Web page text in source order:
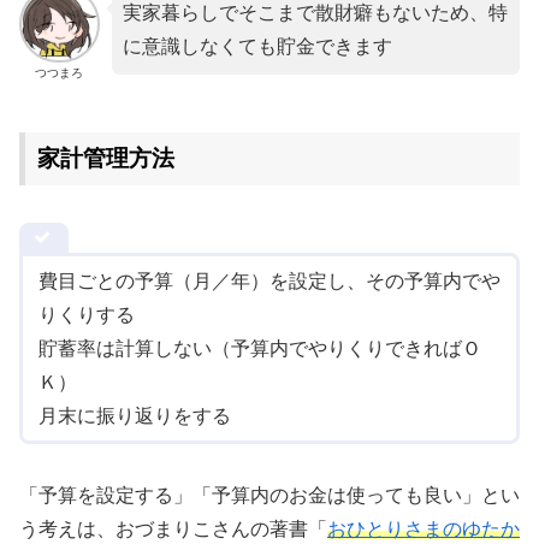
つつまろ
実家暮らしでそこまで散財癖もないため、特
に意識しなくても貯金できます
家計管理方法
費目ごとの予算（月／年）を設定し、その予算内でや
りくりする
貯蓄率は計算しない（予算内でやりくりできればＯ
Ｋ）
月末に振り返りをする
「予算を設定する」「予算内のお金は使っても良い」とい
う考えは、おづまりこさんの著書「 おひとりさまのゆたか